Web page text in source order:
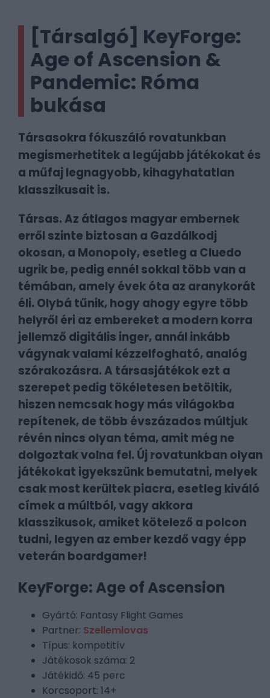
[Társalgó] KeyForge:
Age of Ascension &
Pandemic: Róma
bukása
Társasokra fókuszáló rovatunkban
megismerhetitek a legújabb játékokat és
a műfaj legnagyobb, kihagyhatatlan
klasszikusait is.
Társas. Az átlagos magyar embernek
erről szinte biztosan a Gazdálkodj
okosan, a Monopoly, esetleg a Cluedo
ugrik be, pedig ennél sokkal több van a
témában, amely évek óta az aranykorát
éli. Olybá tűnik, hogy ahogy egyre több
helyről éri az embereket a modern korra
jellemző digitális inger, annál inkább
vágynak valami kézzelfogható, analóg
szórakozásra. A társasjátékok ezt a
szerepet pedig tökéletesen betöltik,
hiszen nemcsak hogy más világokba
repítenek, de több évszázados múltjuk
révén nincs olyan téma, amit még ne
dolgoztak volna fel. Új rovatunkban olyan
játékokat igyekszünk bemutatni, melyek
csak most kerültek piacra, esetleg kiváló
címek a múltból, vagy akkora
klasszikusok, amiket kötelező a polcon
tudni, legyen az ember kezdő vagy épp
veterán boardgamer!
KeyForge: Age of Ascension
Gyártó: Fantasy Flight Games
Partner: Szellemlovas
Típus: kompetitív
Játékosok száma: 2
Játékidő: 45 perc
Korcsoport: 14+